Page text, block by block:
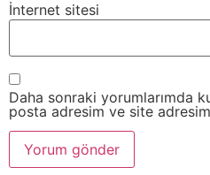
İnternet sitesi
Daha sonraki yorumlarımda
posta adresim ve site